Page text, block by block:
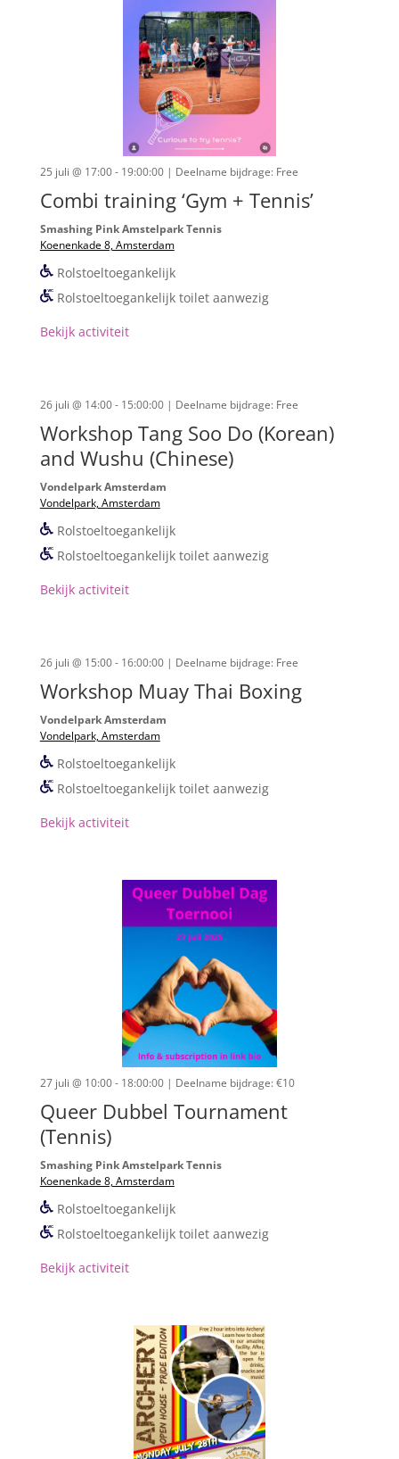
25 juli @ 17:00 - 19:00:00 | Deelname bijdrage: Free
Combi training ‘Gym + Tennis’
Smashing Pink Amstelpark Tennis
Koenenkade 8, Amsterdam
Rolstoeltoegankelijk
Rolstoeltoegankelijk toilet aanwezig
Bekijk activiteit
26 juli @ 14:00 - 15:00:00 | Deelname bijdrage: Free
Workshop Tang Soo Do (Korean)
and Wushu (Chinese)
Vondelpark Amsterdam
Vondelpark, Amsterdam
Rolstoeltoegankelijk
Rolstoeltoegankelijk toilet aanwezig
Bekijk activiteit
26 juli @ 15:00 - 16:00:00 | Deelname bijdrage: Free
Workshop Muay Thai Boxing
Vondelpark Amsterdam
Vondelpark, Amsterdam
Rolstoeltoegankelijk
Rolstoeltoegankelijk toilet aanwezig
Bekijk activiteit
27 juli @ 10:00 - 18:00:00 | Deelname bijdrage: €10
Queer Dubbel Tournament
(Tennis)
Smashing Pink Amstelpark Tennis
Koenenkade 8, Amsterdam
Rolstoeltoegankelijk
Rolstoeltoegankelijk toilet aanwezig
Bekijk activiteit